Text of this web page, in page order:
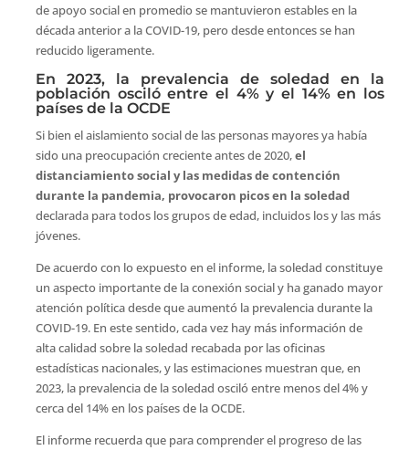
de apoyo social en promedio se mantuvieron estables en la
década anterior a la COVID-19, pero desde entonces se han
reducido ligeramente.
En 2023, la prevalencia de soledad en la
población osciló entre el 4% y el 14% en los
países de la OCDE
Si bien el aislamiento social de las personas mayores ya había
sido una preocupación creciente antes de 2020,el
distanciamiento social y las medidas de contención
durante la pandemia, provocaron picos en la soledad
declarada para todos los grupos de edad, incluidos los y las más
jóvenes.
De acuerdo con lo expuesto en el informe, la soledad constituye
un aspecto importante de la conexión social y ha ganado mayor
atención política desde que aumentó la prevalencia durante la
COVID-19. En este sentido, cada vez hay más información de
alta calidad sobre la soledad recabada por las oficinas
estadísticas nacionales, y las estimaciones muestran que, en
2023, la prevalencia de la soledad osciló entre menos del 4% y
cerca del 14% en los países de la OCDE.
El informe recuerda que para comprender el progreso de las